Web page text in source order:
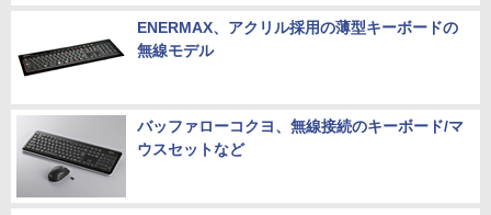
ENERMAX、アクリル採用の薄型キーボードの
無線モデル
バッファローコクヨ、無線接続のキーボード/マ
ウスセットなど